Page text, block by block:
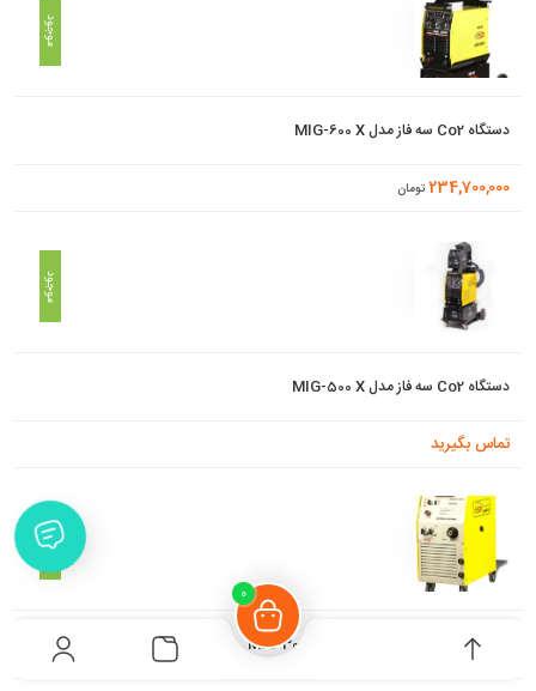
موجود
دستگاه Co2 سه فاز مدل MIG-600 X
234,700,000 تومان
موجود
دستگاه Co2 سه فاز مدل MIG-500 X
تماس بگیرید
موجود
دستگاه Co2 سه فاز ترانسی مدل MIG-300 S
0